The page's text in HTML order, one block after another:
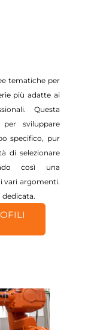
tematiche per
più adatte ai
Questa
sviluppare
specifico, pur
di selezionare
così una
vari argomenti.